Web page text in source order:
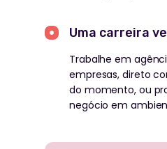
Trabalhe em
empresas, direto
do momento, ou
negócio em
Uma carreira